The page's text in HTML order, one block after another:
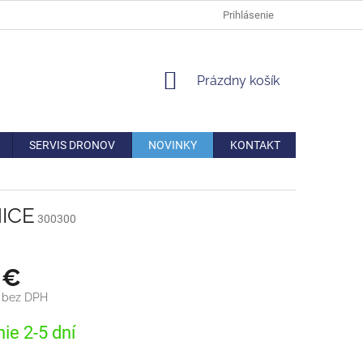
AKO REKLAMOVAŤ/VRÁTIŤ
Prihlásenie
NÁKUPNÝ
Prázdny košík
SERVIS DRONOV NOVINKY KONTAKT
300300
€
DPH
2-5 dní